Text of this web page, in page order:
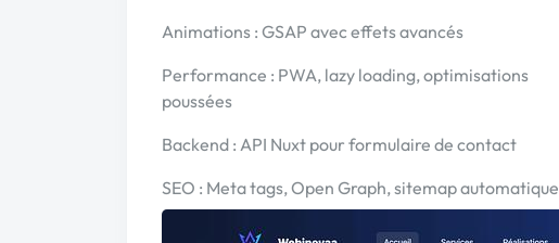
Animations : GSAP avec effets avancés
Performance : PWA, lazy loading, optimisations
poussées
Backend : API Nuxt pour formulaire de contact
SEO : Meta tags, Open Graph, sitemap automatique